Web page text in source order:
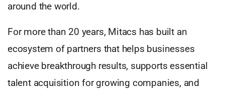
around the world.
For more than 20 years, Mitacs has built an
ecosystem of partners that helps businesses
achieve breakthrough results, supports essential
talent acquisition for growing companies, and